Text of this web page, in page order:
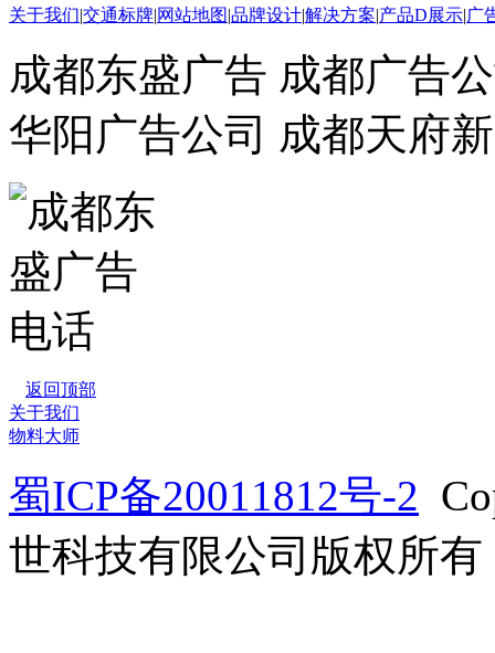
关于我们|交通标牌|网站地图|品牌设计|解决方案|产品D展示|广
成都东盛广告 成都广告
华阳广告公司 成都天府
返回顶部
关于我们
物料大师
蜀ICP备20011812号-2
世科技有限公司版权所有